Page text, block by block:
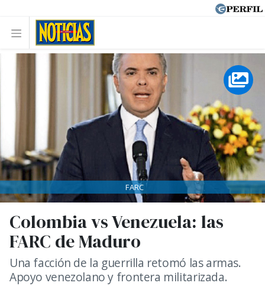
Colombia vs Venezuela: las
FARC de Maduro
Una facción de la guerrilla retomó las armas.
Apoyo venezolano y frontera militarizada.
FARC